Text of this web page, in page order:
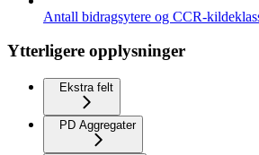
Antall bidragsytere og CCR-
Ytterligere opplysninger
Ekstra felt
PD Aggregater